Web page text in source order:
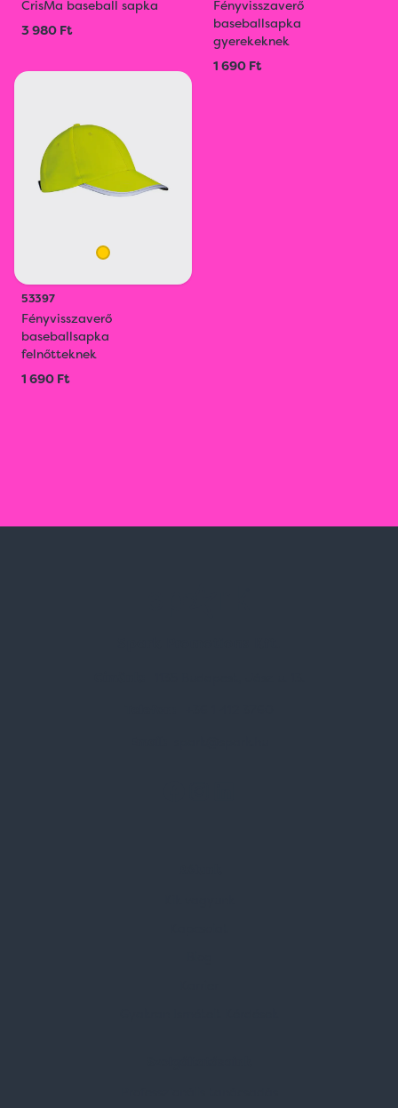
CrisMa baseball sapka
3 980 Ft
Fényvisszaverő
baseballsapka
gyerekeknek
1 690 Ft
53397
Fényvisszaverő
baseballsapka
felnőtteknek
1 690 Ft